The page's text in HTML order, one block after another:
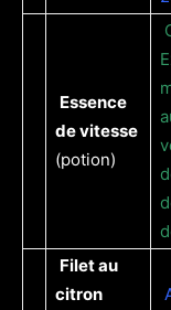
Essence
de vitesse
(potion)
Filet au
citron